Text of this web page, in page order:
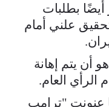
أيضًا بطلبات
تحقيق علني أمام
أن يتم إهانة
الرأي العام.
عنونت "ترامب